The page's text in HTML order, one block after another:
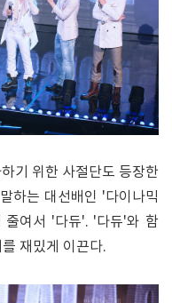
기 위한 사절단도 등장한
하는 대선배인 '다이나믹
줄여서 '다듀'. '다듀'와 함
재밌게 이끈다.